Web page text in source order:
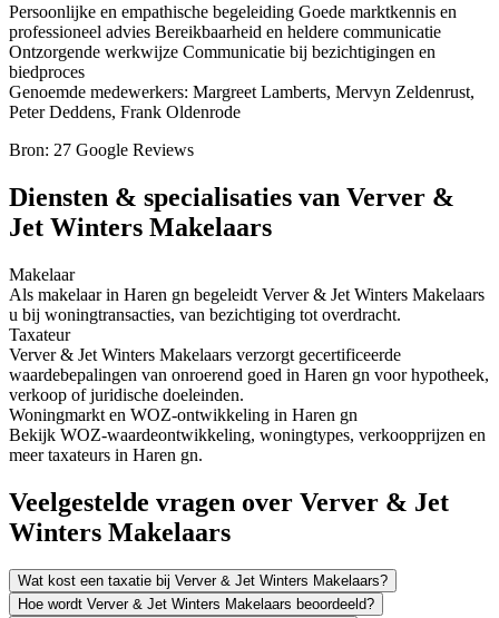
Persoonlijke en empathische begeleiding Goede marktkennis en
professioneel advies Bereikbaarheid en heldere communicatie
Ontzorgende werkwijze Communicatie bij bezichtigingen en
biedproces
Genoemde medewerkers: Margreet Lamberts, Mervyn Zeldenrust,
Peter Deddens, Frank Oldenrode
Bron: 27 Google Reviews
Diensten & specialisaties van Verver &
Jet Winters Makelaars
Makelaar
Als makelaar in Haren gn begeleidt Verver & Jet Winters Makelaars
u bij woningtransacties, van bezichtiging tot overdracht.
Taxateur
Verver & Jet Winters Makelaars verzorgt gecertificeerde
waardebepalingen van onroerend goed in Haren gn voor hypotheek,
verkoop of juridische doeleinden.
Woningmarkt en WOZ-ontwikkeling in Haren gn
Bekijk WOZ-waardeontwikkeling, woningtypes, verkoopprijzen en
meer taxateurs in Haren gn.
Veelgestelde vragen over Verver & Jet
Winters Makelaars
Wat kost een taxatie bij Verver & Jet Winters Makelaars?
Hoe wordt Verver & Jet Winters Makelaars beoordeeld?